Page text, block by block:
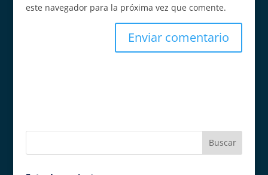
este navegador para la próxima vez que comente.